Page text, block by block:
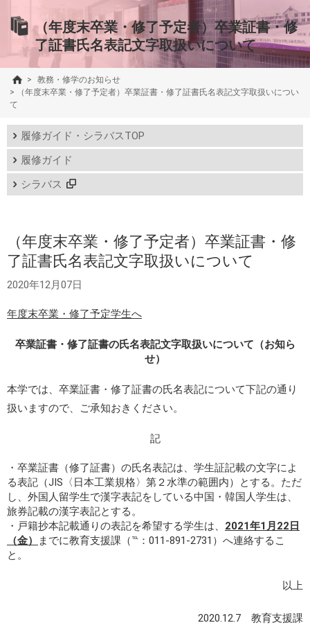
（年度末卒業・修了予定者）卒業証書・修
了証書氏名表記文字取扱いについて
>
教務・修学のお知らせ
>
（年度末卒業・修了予定者）卒業証書・修了証書氏名表記文字取扱いについ
て
履修ガイド・シラバスTOP
履修ガイド
シラバス
（年度末卒業・修了予定者）卒業証書・修
了証書氏名表記文字取扱いについて
2020年12月07日
年度末卒業・修了予定学生へ
卒業証書・修了証書の氏名表記文字取扱いについて（お知ら
せ）
本学では、卒業証書・修了証書の氏名表記について下記の通り
扱いますので、ご承知おきください。
記
・卒業証書（修了証書）の氏名表記は、学生証記載の文字によ
る表記（JIS〈日本工業規格〉第２水準の範囲内）とする。ただ
し、外国人留学生で漢字表記をしている中国・韓国人学生は、
旅券記載の漢字表記とする。
・戸籍抄本記載通りの表記を希望する学生は、 2021年1月22日
（金）
までに教育支援課（℡：011-891-2731）へ連絡するこ
と。
以上
2020.12.7 教育支援課